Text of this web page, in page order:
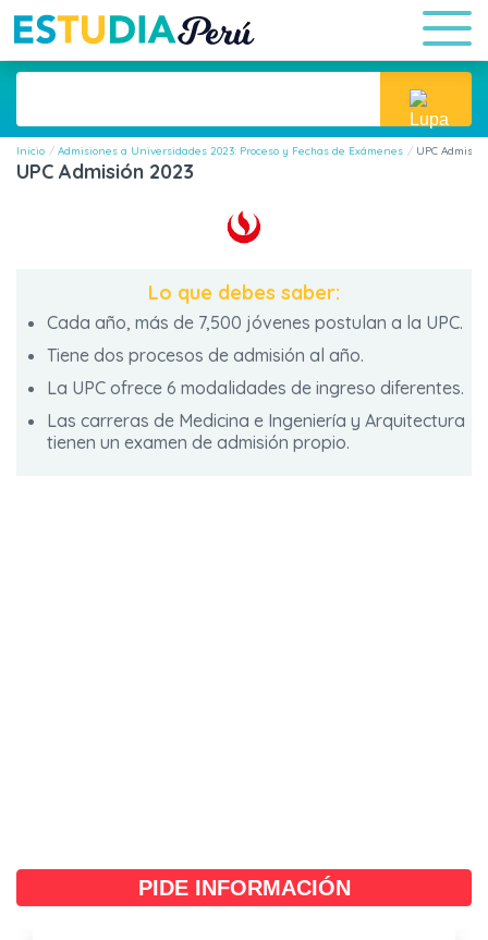
Inicio Admisiones a Universidades 2023: Proceso y Fechas de Exámenes UPC
UPC Admisión 2023
Lo que debes saber:
Cada año, más de 7,500 jóvenes postulan a la UPC.
Tiene dos procesos de admisión al año.
La UPC ofrece 6 modalidades de ingreso diferentes.
Las carreras de Medicina e Ingeniería y Arquitectura
tienen un examen de admisión propio.
PIDE INFORMACIÓN